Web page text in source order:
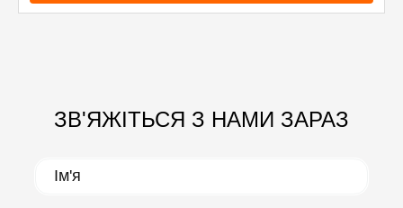
ЗВ'ЯЖІТЬСЯ З НАМИ ЗАРАЗ